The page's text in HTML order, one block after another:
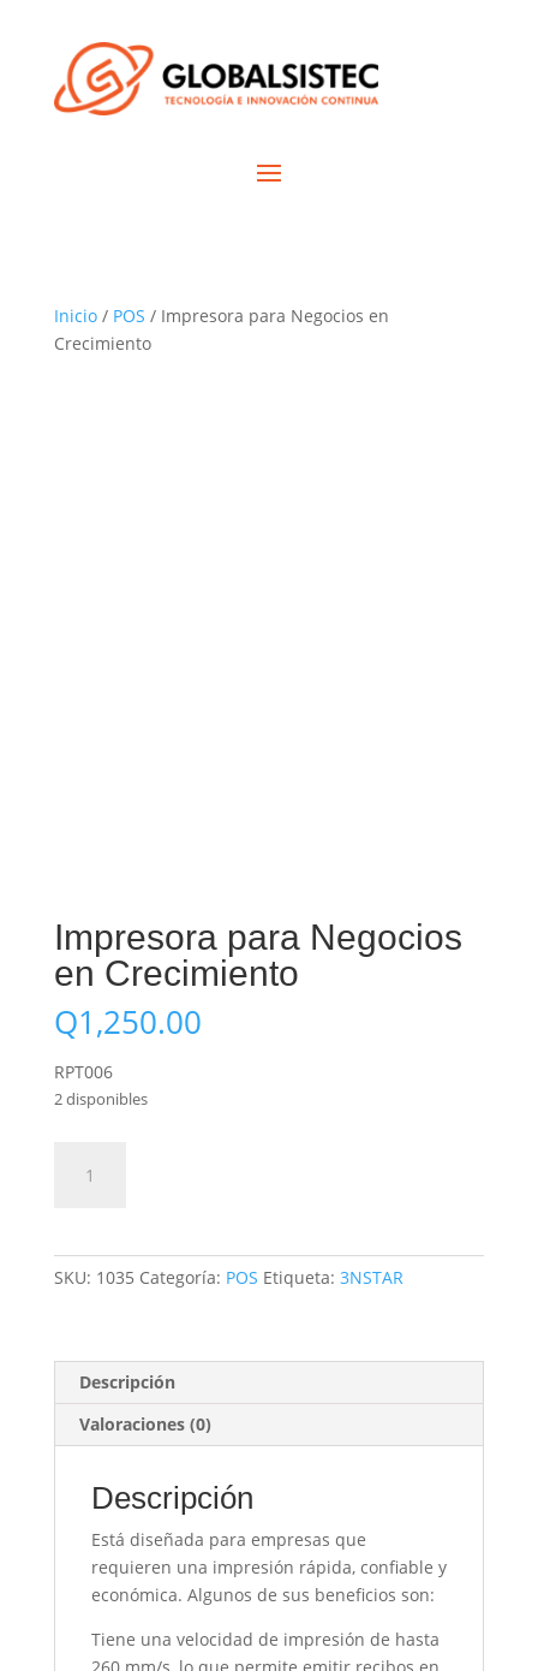
Inicio/ POS / Impresora para Negocios en
Crecimiento
Impresora para Negocios
en Crecimiento
Q1,250.00
RPT006
2 disponibles
SKU: 1035 Categoría: POS Etiqueta: 3NSTAR
Descripción
Valoraciones (0)
Descripción
Está diseñada para empresas que
requieren una impresión rápida, confiable y
económica. Algunos de sus beneficios son:
Tiene una velocidad de impresión de hasta
260 mm/s, lo que permite emitir recibos en